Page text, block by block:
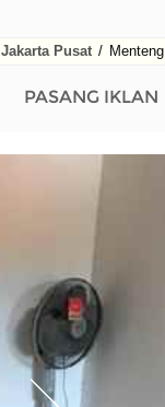
Jakarta Pusat / Menteng
PASANG IKLAN